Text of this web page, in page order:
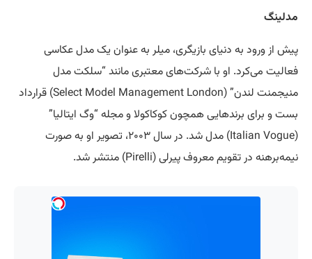
مدلینگ
پیش از ورود به دنیای بازیگری، میلر به عنوان یک مدل عکاسی
فعالیت می‌کرد. او با شرکت‌های معتبری مانند “سلکت مدل
منیجمنت لندن” (Select Model Management London) قرارداد
بست و برای برندهایی همچون کوکاکولا و مجله “وگ ایتالیا”
(Italian Vogue) مدل شد. در سال ۲۰۰۳، تصویر او به صورت
نیمه‌برهنه در تقویم معروف پیرلی (Pirelli) منتشر شد.